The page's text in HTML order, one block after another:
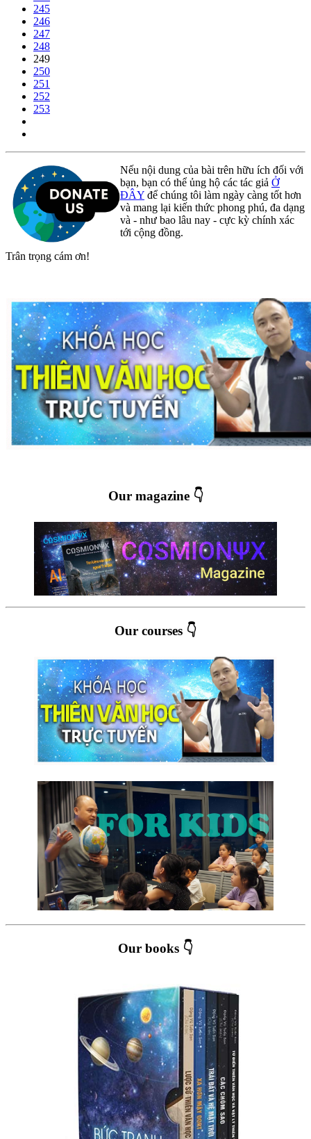
245
246
247
248
249
250
251
252
253
Nếu nội dung của bài trên hữu ích đối với
bạn, bạn có thể ủng hộ các tác giả Ở
ĐÂY để chúng tôi làm ngày càng tốt hơn
và mang lại kiến thức phong phú, đa dạng
và - như bao lâu nay - cực kỳ chính xác
tới cộng đồng.
Trân trọng cám ơn!
Our magazine 👇
Our courses 👇
Our books 👇